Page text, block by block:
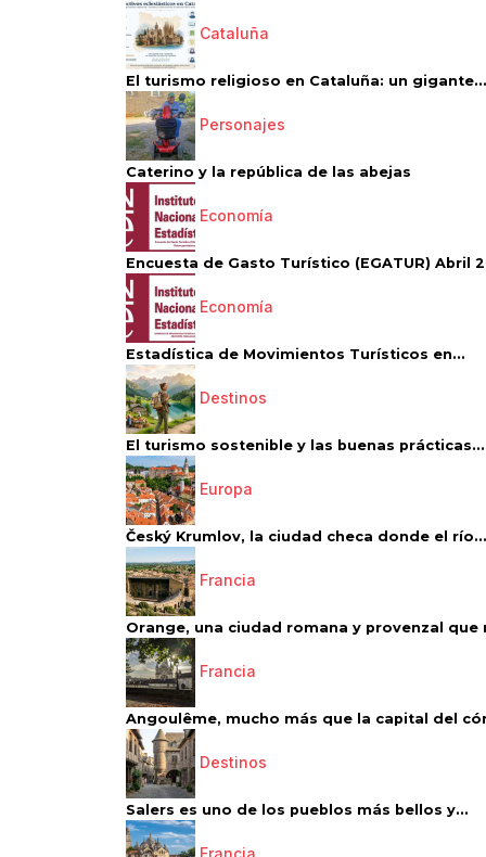
Cataluña
El turismo religioso en Cataluña: un gigante...
Personajes
Caterino y la república de las abejas
Economía
Encuesta de Gasto Turístico (EGATUR) Abril
Economía
Estadística de Movimientos Turísticos en...
Destinos
El turismo sostenible y las buenas prácticas...
Europa
Český Krumlov, la ciudad checa donde el río...
Francia
Orange, una ciudad romana y provenzal que
Francia
Angoulême, mucho más que la capital del
Destinos
Salers es uno de los pueblos más bellos y...
Francia